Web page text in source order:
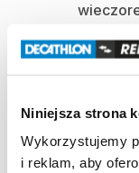
Niniejsza strona
Wykorzystujemy
i reklam, aby
Moim
- 12:00
mogliby
przed